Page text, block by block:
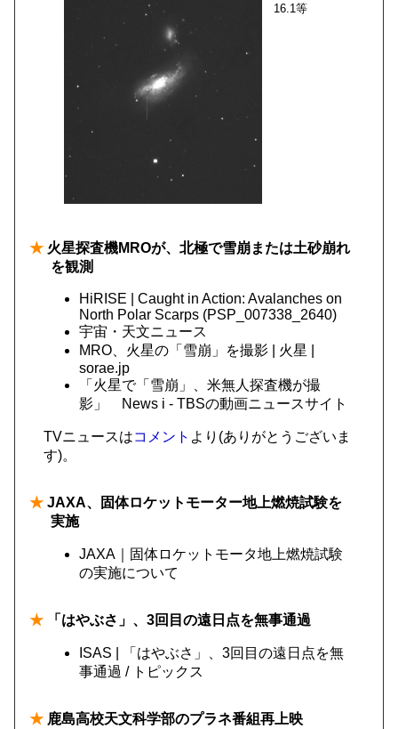
16.1等
★ 火星探査機MROが、北極で雪崩または土砂崩れ
を観測
HiRISE | Caught in Action: Avalanches on
North Polar Scarps (PSP_007338_2640)
宇宙・天文ニュース
MRO、火星の「雪崩」を撮影 | 火星 |
sorae.jp
「火星で「雪崩」、米無人探査機が撮
影」 News i - TBSの動画ニュースサイト
TVニュースはコメント より(ありがとうございま
す)。
★ JAXA、固体ロケットモーター地上燃焼試験を
実施
JAXA｜固体ロケットモータ地上燃焼試験
の実施について
★ 「はやぶさ」、3回目の遠日点を無事通過
ISAS | 「はやぶさ」、3回目の遠日点を無
事通過 / トピックス
★ 鹿島高校天文科学部のプラネ番組再上映